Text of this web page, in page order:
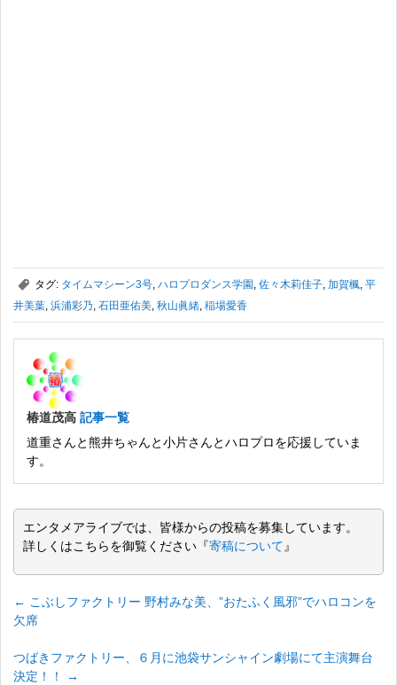
, タグ: タイムマシーン3号, ハロプロダンス学園 , 佐々木莉佳子, 加賀楓, 平
井美葉, 浜浦彩乃, 石田亜佑美, 秋山眞緒, 稲場愛香
椿道茂高 記事一覧
道重さんと熊井ちゃんと小片さんとハロプロを応援していま
す。
エンタメアライブでは、皆様からの投稿を募集しています。
詳しくはこちらを御覧ください『寄稿について 』
← こぶしファクトリー 野村みな美、”おたふく風邪”でハロコンを
欠席
つばきファクトリー、６月に池袋サンシャイン劇場にて主演舞台
決定！！
→